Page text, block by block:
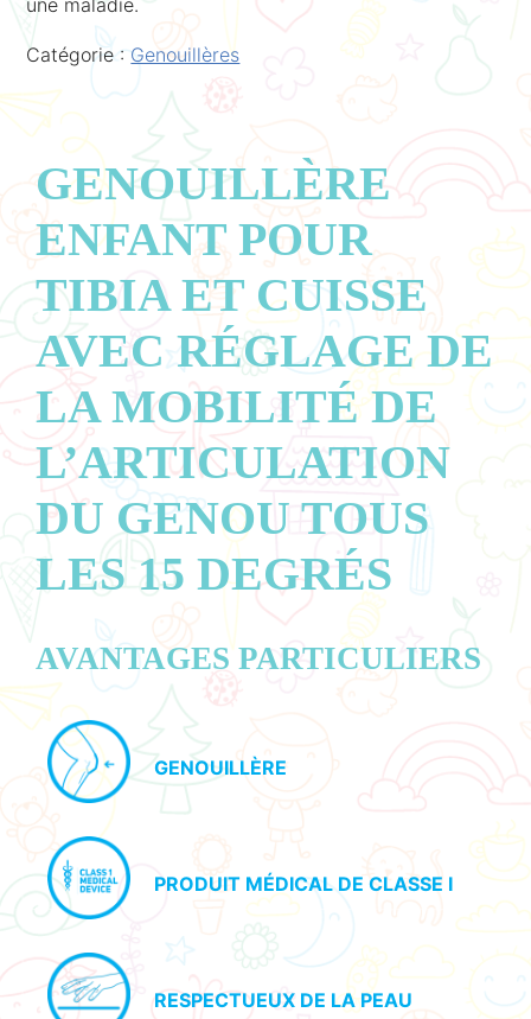
Catégorie :Genouillères
GENOUILLÈRE
ENFANT POUR
TIBIA ET CUISSE
AVEC RÉGLAGE DE
LA MOBILITÉ DE
L’ARTICULATION
DU GENOU TOUS
LES 15 DEGRÉS
AVANTAGES PARTICULIERS
GENOUILLÈRE
PRODUIT MÉDICAL DE CLASSE I
RESPECTUEUX DE LA PEAU